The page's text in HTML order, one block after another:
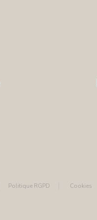
Politique RGPD Cookies